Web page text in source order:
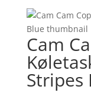
Cam
Stripes